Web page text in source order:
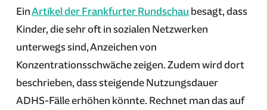
EinArtikel der Frankfurter Rundschau besagt, dass
Kinder, die sehr oft in sozialen Netzwerken
unterwegs sind, Anzeichen von
Konzentrationsschwäche zeigen. Zudem wird dort
beschrieben, dass steigende Nutzungsdauer
ADHS-Fälle erhöhen könnte. Rechnet man das auf